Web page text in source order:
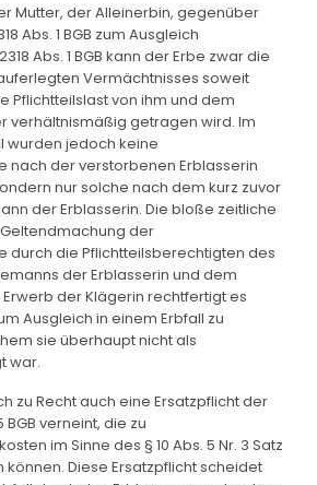
Mutter, der Alleinerbin, gegenüber
Abs. 1 BGB zum Ausgleich
Abs. 1 BGB kann der Erbe zwar die
Vermächtnisses soweit
Pflichtteilslast von ihm und dem
verhältnismäßig getragen wird. Im
wurden jedoch keine
nach der verstorbenen Erblasserin
nur solche nach dem kurz zuvor
der Erblasserin. Die bloße zeitliche
der
durch die Pflichtteilsberechtigten des
der Erblasserin und dem
der Klägerin rechtfertigt es
Ausgleich in einem Erbfall zu
sie überhaupt nicht als
war.
zu Recht auch eine Ersatzpflicht der
BGB verneint, die zu
im Sinne des § 10 Abs. 5 Nr. 3 Satz
können. Diese Ersatzpflicht scheidet